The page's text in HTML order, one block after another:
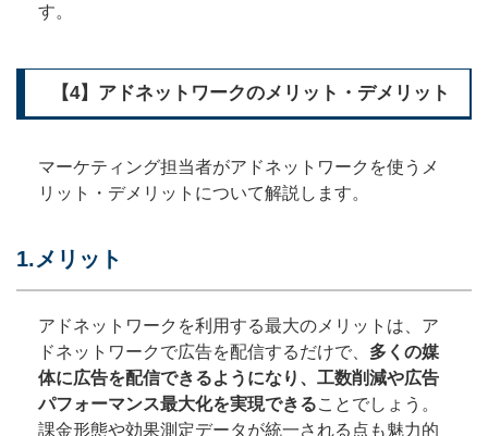
す。
【4】アドネットワークのメリット・デメリット
マーケティング担当者がアドネットワークを使うメ
リット・デメリットについて解説します。
1.メリット
アドネットワークを利用する最大のメリットは、ア
ドネットワークで広告を配信するだけで、 多くの媒
体に広告を配信できるようになり、工数削減や広告
パフォーマンス最大化を実現できることでしょう。
課金形態や効果測定データが統一される点も魅力的